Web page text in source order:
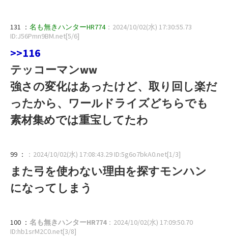
131 ： 名も無きハンターHR774：2024/10/02(水) 17:30:55.73
ID:J56Pmn9BM.net[5/6]
>>116
テッコーマンww
強さの変化はあったけど、取り回し楽だ
ったから、ワールドライズどちらでも
素材集めでは重宝してたわ
99 ： ：2024/10/02(水) 17:08:43.29 ID:5g6o7bkA0.net[1/3]
また弓を使わない理由を探すモンハン
になってしまう
100 ： 名も無きハンターHR774：2024/10/02(水) 17:09:50.70
ID:hb1srM2C0.net[3/8]